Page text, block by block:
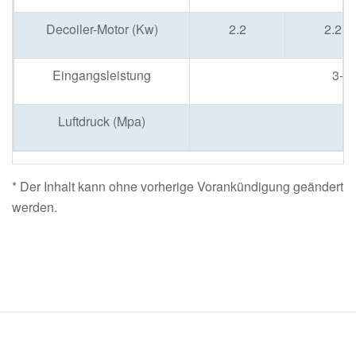
Decoiler-Motor (Kw) 2.2 2.2
Eingangsleistung 3-
Luftdruck (Mpa)
* Der Inhalt kann ohne vorherige Vorankündigung geändert
werden.